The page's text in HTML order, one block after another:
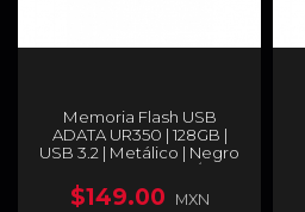
Memoria Flash USB
ADATA UR350 | 128GB |
USB 3.2 | Metálico | Negro
| UR350-128G-RSR/BK
$149.00 MXN